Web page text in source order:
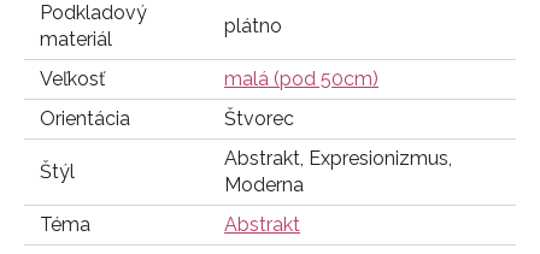
Podkladový
materiál
plátno
Veľkosť
malá (pod 50cm)
Orientácia
Štvorec
Štýl
Abstrakt, Expresionizmus,
Moderna
Téma
Abstrakt